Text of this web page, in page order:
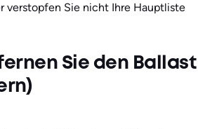
verstopfen Sie nicht Ihre Hauptliste
Sie den Ballast